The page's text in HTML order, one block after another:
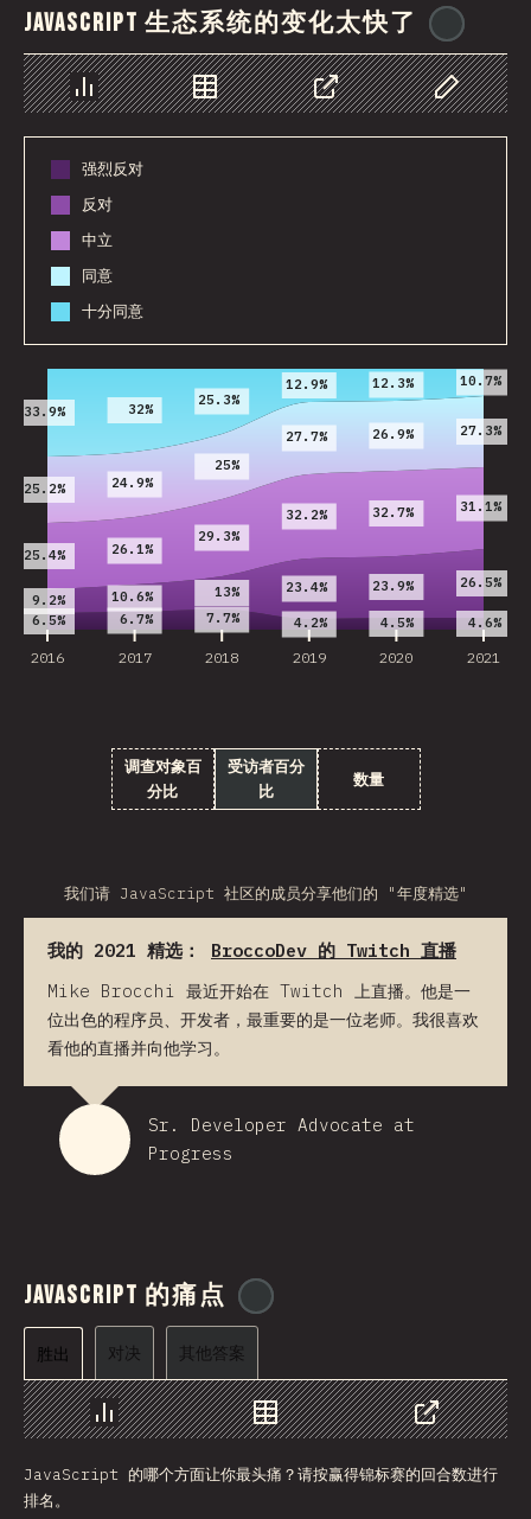
JavaScript 生态系统的变化太快了
图表 数据 分享 自定义数据
强烈反对
反对
中立
同意
十分同意
2016 2017 2018 2019 2020 2021
2016 2017 2018 2019 2020 2021
6.5% 6.7% 7.7% 4.2% 4.5% 4.6%
9.2% 10.6% 13% 23.4% 23.9% 26.5%
25.4% 26.1%
29.3%
32.2% 32.7% 31.1%
25.2% 24.9%
25%
27.7% 26.9% 27.3%
33.9% 32%
25.3%
12.9% 12.3% 10.7%
调查对象百
分比
受访者百分
比
数量
我们请 JavaScript 社区的成员分享他们的 "年度精选"
我的 2021 精选： BroccoDev 的 Twitch 直播
Mike Brocchi 最近开始在 Twitch 上直播。他是一
位出色的程序员、开发者，最重要的是一位老师。我很喜欢
看他的直播并向他学习。
Sr. Developer Advocate at
Progress
JavaScript 的痛点
胜出 对决 其他答案
图表 数据
分享
JavaScript 的哪个方面让你最头痛？请按赢得锦标赛的回合数进行
排名。